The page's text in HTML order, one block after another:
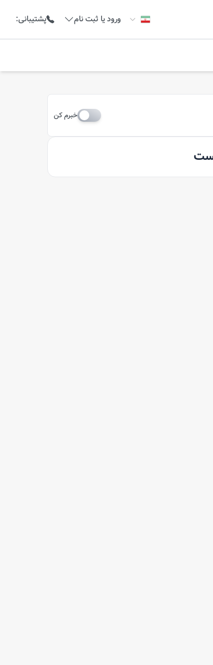
ورود یا ثبت نام پشتیبانی:
خبرم کن